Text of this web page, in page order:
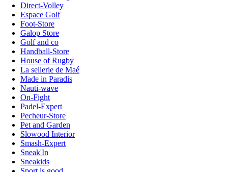
Direct-Volley
Espace Golf
Foot-Store
Galop Store
Golf and co
Handball-Store
House of Rugby
La sellerie de Maé
Made in Paradis
Nauti-wave
On-Fight
Padel-Expert
Pecheur-Store
Pet and Garden
Slowood Interior
Smash-Expert
Sneak'In
Sneakids